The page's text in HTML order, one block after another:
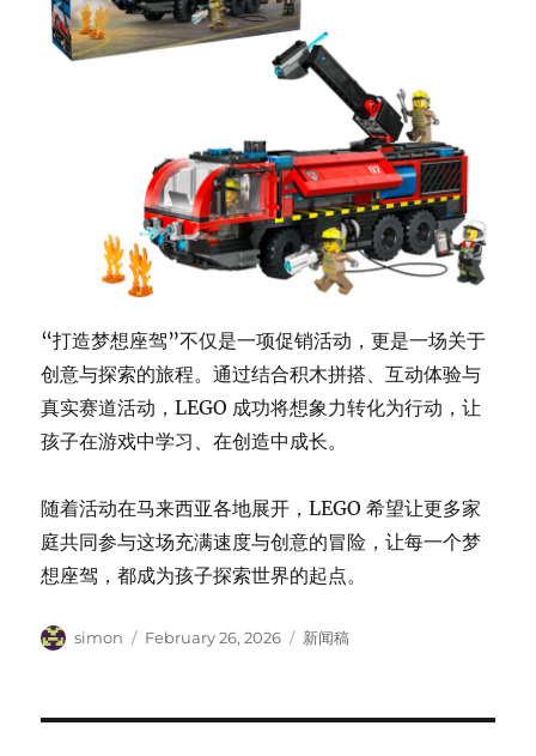
“打造梦想座驾”不仅是一项促销活动，更是一场关于
创意与探索的旅程。通过结合积木拼搭、互动体验与
真实赛道活动，LEGO 成功将想象力转化为行动，让
孩子在游戏中学习、在创造中成长。
随着活动在马来西亚各地展开，LEGO 希望让更多家
庭共同参与这场充满速度与创意的冒险，让每一个梦
想座驾，都成为孩子探索世界的起点。
Author
simon
Posted
February 26, 2026 Categories
新闻稿